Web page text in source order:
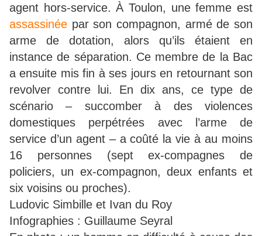
agent hors-service. À Toulon, une femme est
assassinée par son compagnon, armé de son
arme de dotation, alors qu’ils étaient en
instance de séparation. Ce membre de la Bac
a ensuite mis fin à ses jours en retournant son
revolver contre lui. En dix ans, ce type de
scénario – succomber à des violences
domestiques perpétrées avec l’arme de
service d’un agent – a coûté la vie à au moins
16 personnes (sept ex-compagnes de
policiers, un ex-compagnon, deux enfants et
six voisins ou proches).
Ludovic Simbille et Ivan du Roy
Infographies : Guillaume Seyral